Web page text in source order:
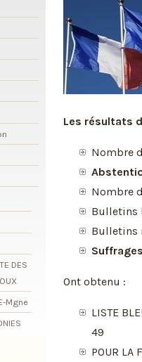
Les résultats
Nombre
Nombre
Bulletins
Bulletins
Ont obtenu :
LISTE
49
POUR LA
DES
Mgne